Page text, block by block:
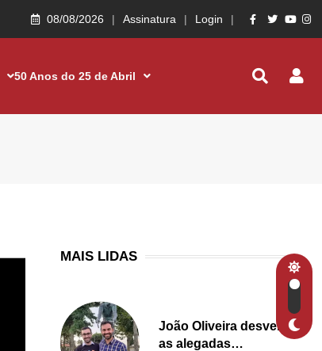
08/08/2026 Assinatura Login
50 Anos do 25 de Abril
MAIS LIDAS
João Oliveira desvenda
as alegadas